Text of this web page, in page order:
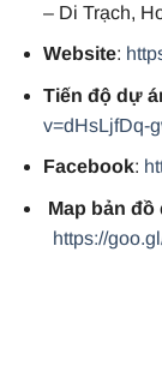
– Di Trạch,
Website:
Tiến độ dự
v=dHsLjfDq-
Facebook:
Map bản đồ
https://